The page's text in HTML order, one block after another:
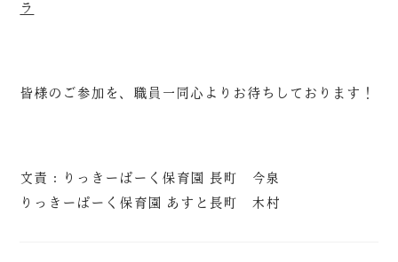
ラ
皆様のご参加を、職員一同心よりお待ちしております！
文責：りっきーぱーく保育園 長町 今泉
りっきーぱーく保育園 あすと長町 木村